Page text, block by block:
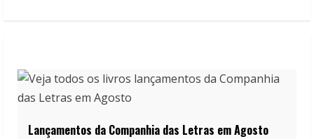
Lançamentos da Companhia das Letras em Agosto